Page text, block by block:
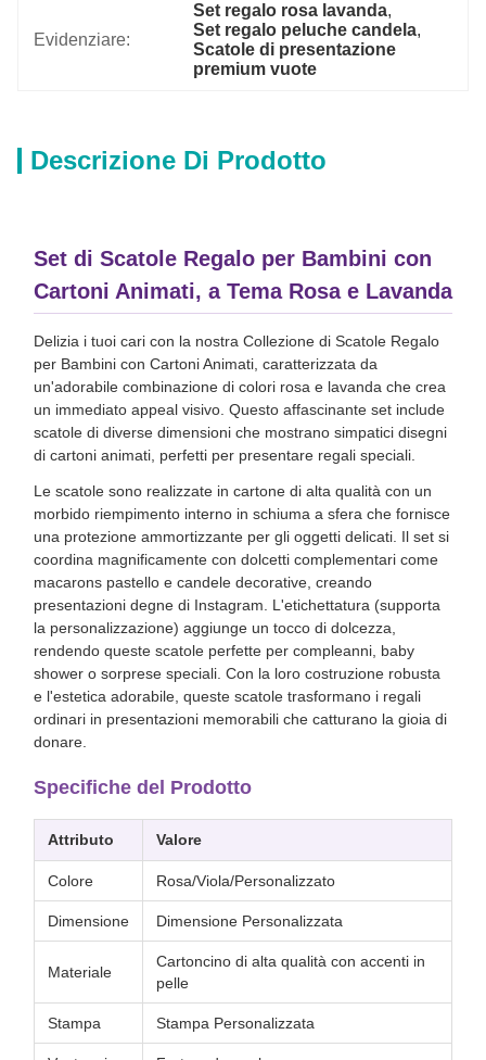
Evidenziare:
Set regalo rosa lavanda,
Set regalo peluche candela,
Scatole di presentazione
premium vuote
Descrizione Di Prodotto
Set di Scatole Regalo per Bambini con
Cartoni Animati, a Tema Rosa e Lavanda
Delizia i tuoi cari con la nostra Collezione di Scatole Regalo
per Bambini con Cartoni Animati, caratterizzata da
un'adorabile combinazione di colori rosa e lavanda che crea
un immediato appeal visivo. Questo affascinante set include
scatole di diverse dimensioni che mostrano simpatici disegni
di cartoni animati, perfetti per presentare regali speciali.
Le scatole sono realizzate in cartone di alta qualità con un
morbido riempimento interno in schiuma a sfera che fornisce
una protezione ammortizzante per gli oggetti delicati. Il set si
coordina magnificamente con dolcetti complementari come
macarons pastello e candele decorative, creando
presentazioni degne di Instagram. L'etichettatura (supporta
la personalizzazione) aggiunge un tocco di dolcezza,
rendendo queste scatole perfette per compleanni, baby
shower o sorprese speciali. Con la loro costruzione robusta
e l'estetica adorabile, queste scatole trasformano i regali
ordinari in presentazioni memorabili che catturano la gioia di
donare.
Specifiche del Prodotto
Attributo Valore
Colore Rosa/Viola/Personalizzato
Dimensione Dimensione Personalizzata
Materiale
Cartoncino di alta qualità con accenti in
pelle
Stampa Stampa Personalizzata